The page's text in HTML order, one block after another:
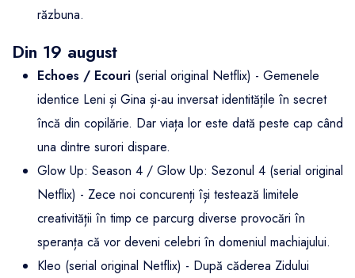
răzbuna.
Din 19 august
Echoes / Ecouri (serial original Netflix) - Gemenele
identice Leni și Gina și-au inversat identitățile în secret
încă din copilărie. Dar viața lor este dată peste cap când
una dintre surori dispare.
Glow Up: Season 4 / Glow Up: Sezonul 4 (serial original
Netflix) - Zece noi concurenți își testează limitele
creativității în timp ce parcurg diverse provocări în
speranța că vor deveni celebri în domeniul machiajului.
Kleo (serial original Netflix) - După căderea Zidului